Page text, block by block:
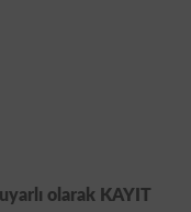
olarak KAYIT